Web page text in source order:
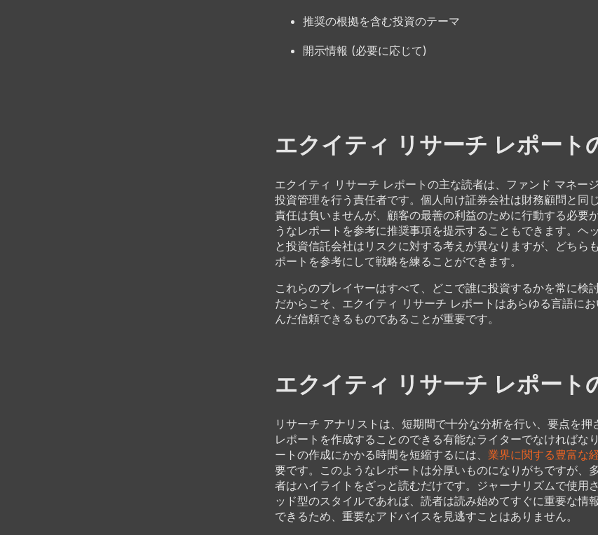
推奨の根拠を含む投資のテーマ
開示情報 (必要に応じて)
エクイティ リサーチ レポート
エクイティ リサーチ レポートの主な読者は、ファンド マネー
投資管理を行う責任者です。個人向け証券会社は財務顧問と同
責任は負いませんが、顧客の最善の利益のために行動する必要
うなレポートを参考に推奨事項を提示することもできます。ヘ
と投資信託会社はリスクに対する考えが異なりますが、どちら
ポートを参考にして戦略を練ることができます。
これらのプレイヤーはすべて、どこで誰に投資するかを常に検
だからこそ、エクイティ リサーチ レポートはあらゆる言語に
んだ信頼できるものであることが重要です。
エクイティ リサーチ レポート
リサーチ アナリストは、短期間で十分な分析を行い、要点を押
レポートを作成することのできる有能なライターでなければな
ートの作成にかかる時間を短縮するには、 業界に関する豊富な
要です。このようなレポートは分厚いものになりがちですが、
者はハイライトをざっと読むだけです。ジャーナリズムで使用
ッド型のスタイルであれば、読者は読み始めてすぐに重要な情
できるため、重要なアドバイスを見逃すことはありません。